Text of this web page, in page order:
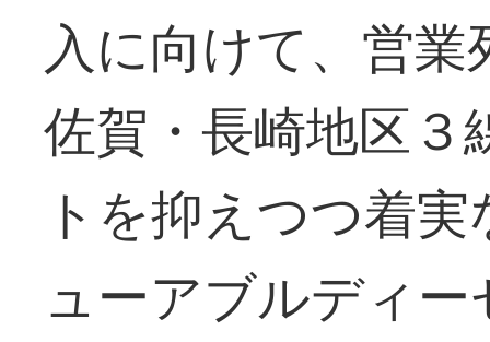
入に向けて、営
佐賀・長崎地区３
トを抑えつつ着
ューアブルディ